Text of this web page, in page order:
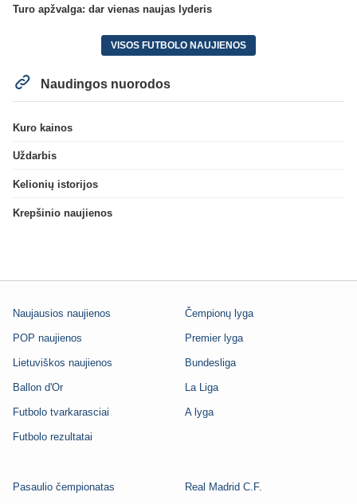
Turo apžvalga: dar vienas naujas lyderis
VISOS FUTBOLO NAUJIENOS
Naudingos nuorodos
Kuro kainos
Uždarbis
Kelionių istorijos
Krepšinio naujienos
Naujausios naujienos
POP naujienos
Lietuviškos naujienos
Ballon d'Or
Futbolo tvarkarasciai
Futbolo rezultatai
Čempionų lyga
Premier lyga
Bundesliga
La Liga
A lyga
Pasaulio čempionatas Real Madrid C.F.